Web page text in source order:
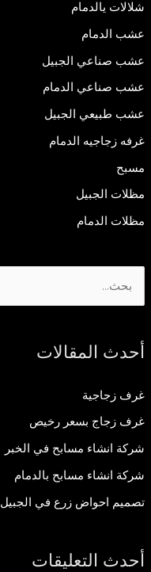
شلالات يالدمام
عشب الدمام
عشب صناعي الجبيل
عشب صناعي الدمام
عشب طبيعي الجبيل
غرفه زجاجيه الدمام
مسبح
مظلات الجبيل
مظلات الدمام
ح
ن
:
أحدث المقالات
غرف زجاجية
غرف زجاج بسعر رخيص
شركة انشاء مسابح في الخبر
شركة انشاء مسابح بالدمام
تصميم احواض زرع في الجبيل
أحدث التعليقات